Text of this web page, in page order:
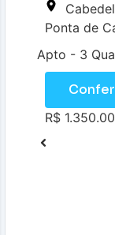
Ponta de
Apto - 3
R$